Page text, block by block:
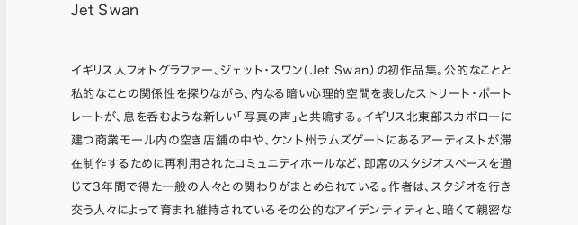
Jet Swan
イギリス人フォトグラファー、ジェット・スワン（Jet Swan）の初作品集。公的なことと
私的なことの関係性を探りながら、内なる暗い心理的空間を表したストリート・ポート
レートが、息を呑むような新しい「写真の声」と共鳴する。イギリス北東部スカボローに
建つ商業モール内の空き店舗の中や、ケント州ラムズゲートにあるアーティストが滞
在制作するために再利用されたコミュニティホールなど、即席のスタジオスペースを通
じて3年間で得た一般の人々との関わりがまとめられている。作者は、スタジオを行き
交う人々によって育まれ維持されているその公的なアイデンティティと、暗くて親密な